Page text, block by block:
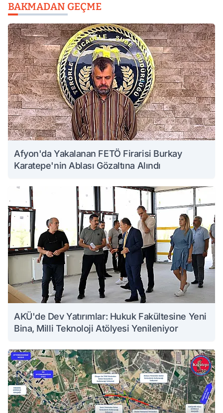
BAKMADAN GEÇME
Afyon'da Yakalanan FETÖ Firarisi Burkay
Karatepe'nin Ablası Gözaltına Alındı
AKÜ'de Dev Yatırımlar: Hukuk Fakültesine Yeni
Bina, Milli Teknoloji Atölyesi Yenileniyor